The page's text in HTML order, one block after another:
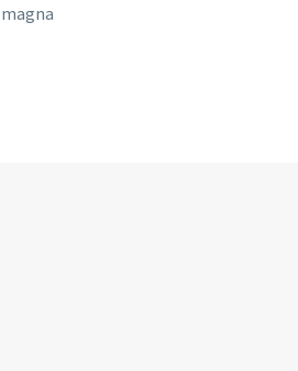
magna